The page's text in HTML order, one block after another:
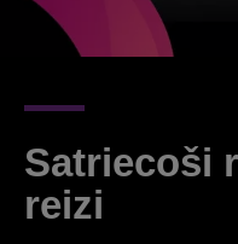
Satriecoši
reizi